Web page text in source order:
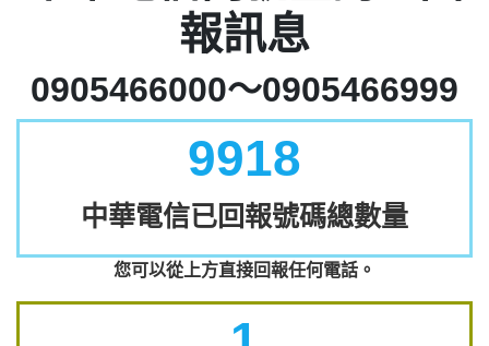
報訊息
0905466000～0905466999
9918
中華電信已回報號碼總數量
您可以從上方直接回報任何電話。